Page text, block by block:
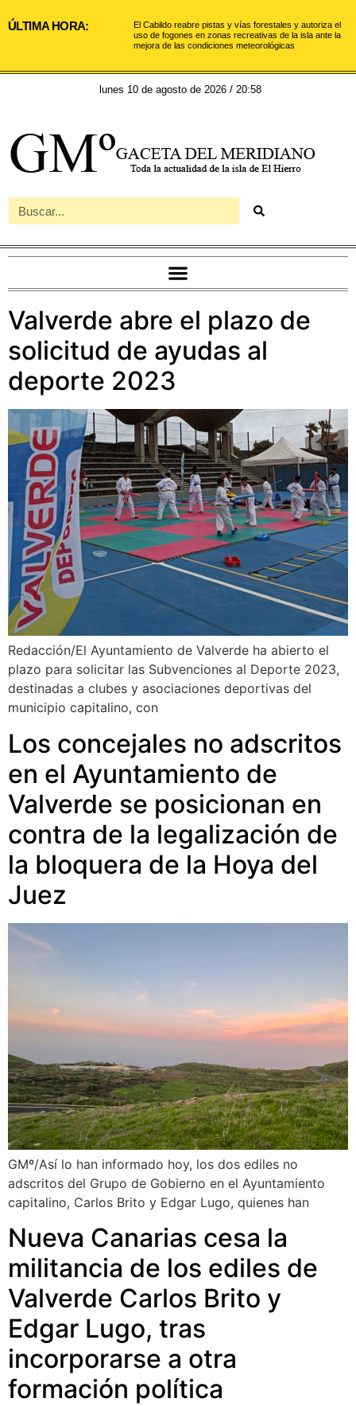
ÚLTIMA HORA:
El Cabildo reabre pistas y vías forestales y autoriza el
uso de fogones en zonas recreativas de la isla ante la
mejora de las condiciones meteorológicas
lunes 10 de agosto de 2026 / 20:58
Valverde abre el plazo de
solicitud de ayudas al
deporte 2023
Redacción/El Ayuntamiento de Valverde ha abierto el
plazo para solicitar las Subvenciones al Deporte 2023,
destinadas a clubes y asociaciones deportivas del
municipio capitalino, con
Los concejales no adscritos
en el Ayuntamiento de
Valverde se posicionan en
contra de la legalización de
la bloquera de la Hoya del
Juez
GMº/Así lo han informado hoy, los dos ediles no
adscritos del Grupo de Gobierno en el Ayuntamiento
capitalino, Carlos Brito y Edgar Lugo, quienes han
Nueva Canarias cesa la
militancia de los ediles de
Valverde Carlos Brito y
Edgar Lugo, tras
incorporarse a otra
formación política